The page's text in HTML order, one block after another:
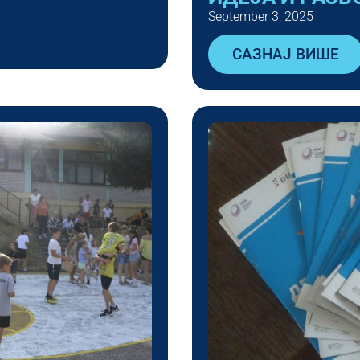
September 3, 2025
САЗНАЈ ВИШЕ